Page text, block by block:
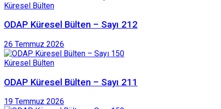
Küresel Bülten
ODAP Küresel Bülten – Sayı 212
26 Temmuz 2026
Küresel Bülten
ODAP Küresel Bülten – Sayı 211
19 Temmuz 2026